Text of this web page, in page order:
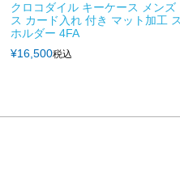
クロコダイル キーケース メンズ
ス カード入れ 付き マット加工
ホルダー 4FA
¥16,500税込